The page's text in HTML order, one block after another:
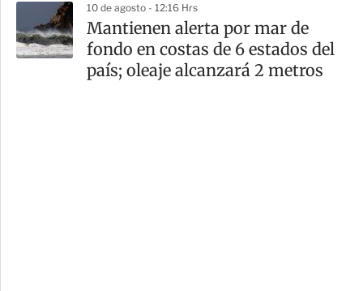
10 de agosto - 12:16 Hrs
Mantienen alerta por mar de
fondo en costas de 6 estados del
país; oleaje alcanzará 2 metros